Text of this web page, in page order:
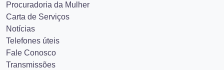
Procuradoria da Mulher
Carta de Serviços
Notícias
Telefones úteis
Fale Conosco
Transmissões